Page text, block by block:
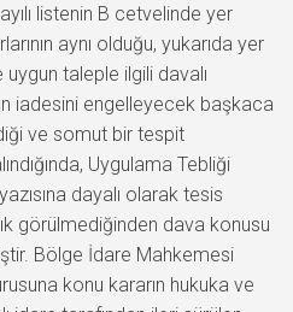
listenin B cetvelinde yer
aynı olduğu, yukarıda yer
taleple ilgili davalı
iadesini engelleyecek başkaca
ve somut bir tespit
Uygulama Tebliği
dayalı olarak tesis
görülmediğinden dava konusu
Bölge İdare Mahkemesi
konu kararın hukuka ve